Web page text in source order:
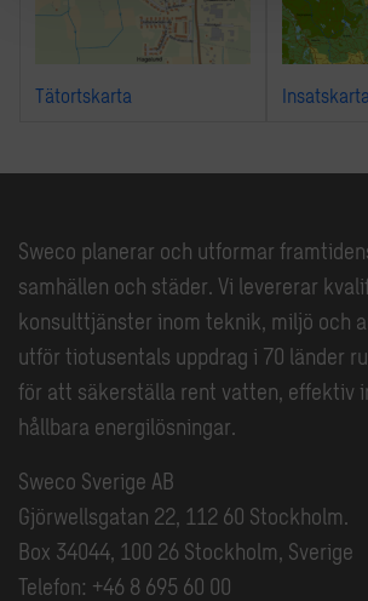
Tätortskarta Insatskarta
Sweco planerar och utformar
samhällen och städer. Vi levererar
konsulttjänster inom teknik, miljö och
utför tiotusentals uppdrag i 70 länder
för att säkerställa rent vatten, effektiv
hållbara energilösningar.
Sweco Sverige AB
Gjörwellsgatan 22, 112 60 Stockholm.
Box 34044, 100 26 Stockholm, Sverige
Telefon: +46 8 695 60 00